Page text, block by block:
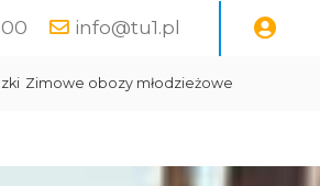
info@tu1.pl
Zimowe obozy młodzieżowe